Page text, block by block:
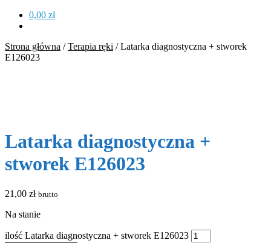
0,00 zł
Strona główna /Terapia ręki /Latarka diagnostyczna + stworek
E126023
Latarka diagnostyczna +
stworek E126023
21,00 zł brutto
Na stanie
ilość Latarka diagnostyczna + stworek E126023